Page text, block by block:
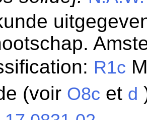
R1c
(voir O8c et d